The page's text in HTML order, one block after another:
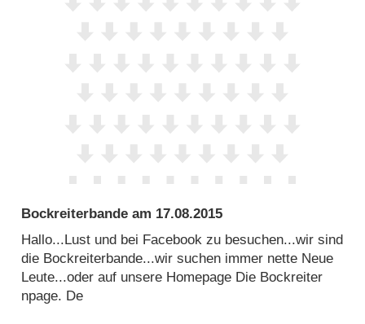
Bockreiterbande am 17.08.2015
Hallo...Lust und bei Facebook zu besuchen...wir sind
die Bockreiterbande...wir suchen immer nette Neue
Leute...oder auf unsere Homepage Die Bockreiter
npage. De